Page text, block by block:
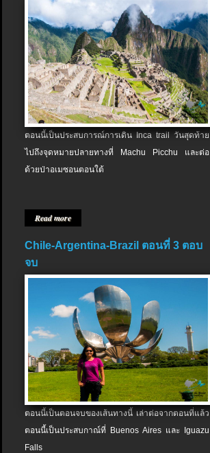
ตอนนี้เป็นประสบการณ์การเดิน Inca trail วันสุดท้าย
ไปถึงจุดหมายปลายทางที่ Machu Picchu และต่อ
ด้วยป่าอเมซอนตอนใต้
Read more
Chile-Argentina-Brazil ตอนที่ 3 ตอบ
จบ
ตอนนี้เป็นตอนจบของเส้นทางนี้ เล่าต่อจากตอนที่แล้ว
ตอนนี้เป็นประสบกาณ์ที่ Buenos Aires และ Iguazu
Falls